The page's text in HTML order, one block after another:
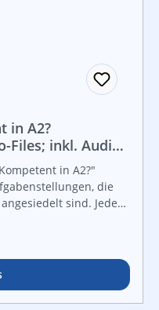
in A2?
Files; inkl. Audio-
in A2?"
die
sind. Jeder
Aufgabenstellung 2
Textproduktion 2
Textproduktion,
zu